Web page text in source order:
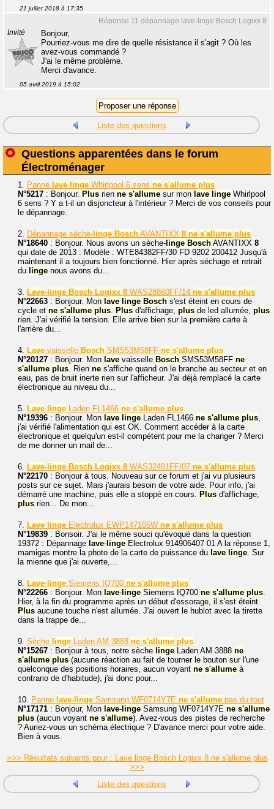
21 juillet 2018 à 17:35
Réponse 11 dépannage lave-linge Bosch Logixx 8
Invité
Bonjour,
Pourriez-vous me dire de quelle résistance il s'agit ? Où les
avez-vous commandé ?
J'ai le même problème.
Merci d'avance.
05 avril 2019 à 15:02
Liste des questions
Questions apparentées dans le forum
Électroménager
1. Panne lave linge Whirlpool 6 sens ne s'allume plus
N°5217 : Bonjour. Plus rien ne s'allume sur mon lave linge Whirlpool
6 sens ? Y a t-il un disjoncteur à l'intérieur ? Merci de vos conseils pour
le dépannage.
2. Dépannage sèche- linge Bosch AVANTIXX 8 ne s'allume plus
N°18640 : Bonjour. Nous avons un sèche- linge Bosch AVANTIXX 8
qui date de 2013 : Modèle : WTE84382FF/30 FD 9202 200412 Jusqu'à
maintenant il a toujours bien fonctionné. Hier après séchage et retrait
du linge nous avons du...
3. Lave- linge Bosch Logixx 8 WAS28860FF/14 ne s'allume plus
N°22663 : Bonjour. Mon lave linge Bosch s'est éteint en cours de
cycle et ne s'allume plus. Plus d'affichage, plus de led allumée, plus
rien. J'ai vérifié la tension. Elle arrive bien sur la première carte à
l'arrière du...
4. Lave vaisselle Bosch SMS53M58FF ne s'allume plus
N°20127 : Bonjour. Mon lave vaisselle Bosch SMS53M58FF ne
s'allume plus. Rien ne s'affiche quand on le branche au secteur et en
eau, pas de bruit inerte rien sur l'afficheur. J'ai déjà remplacé la carte
électronique au niveau du...
5. Lave linge Laden FL1466 ne s'allume plus
N°19396 : Bonjour. Mon lave linge Laden FL1466 ne s'allume plus,
j'ai vérifié l'alimentation qui est OK. Comment accéder à la carte
électronique et quelqu'un est-il compétent pour me la changer ? Merci
de me donner un mail de...
6. Lave- linge Bosch Logixx 8 WAS32481FF/07 ne s'allume plus
N°22170 : Bonjour à tous. Nouveau sur ce forum et j'ai vu plusieurs
posts sur ce sujet. Mais j'aurais besoin de votre aide. Pour info, j'ai
démarré une machine, puis elle a stoppé en cours. Plus d'affichage,
plus rien... De mon...
7. Lave linge Electrolux EWP147105W ne s'allume plus
N°19839 : Bonsoir. J'ai le même souci qu'évoqué dans la question
19372 : Dépannage lave- linge Electrolux 914906407 01 A la réponse 1,
mamigas montre la photo de la carte de puissance du lave linge. Sur
la mienne que j'ai ouverte,...
8. Lave- linge Siemens IQ700 ne s'allume plus
N°22266 : Bonjour. Mon lave- linge Siemens IQ700 ne s'allume plus.
Hier, à la fin du programme après un début d'essorage, il s'est éteint.
Plus aucune touche n'est allumée. J'ai ouvert le hublot avec la tirette
dans la trappe de...
9. Sèche linge Laden AM 3888 ne s'allume plus
N°15267 : Bonjour à tous, notre sèche linge Laden AM 3888 ne
s'allume plus (aucune réaction au fait de tourner le bouton sur l'une
quelconque des positions horaires, aucun voyant ne s'allume à
contrario de d'habitude), j'ai donc pour...
10. Panne lave- linge Samsung WF0714Y7E ne s'allume pas du tout
N°17171 : Bonjour, Mon lave- linge Samsung WF0714Y7E ne s'allume
plus (aucun voyant ne s'allume). Avez-vous des pistes de recherche
? Auriez-vous un schéma électrique ? D'avance merci pour votre aide.
Bien à vous.
>>> Résultats suivants pour : Lave linge Bosch Logixx 8 ne s'allume plus
>>>
Liste des questions